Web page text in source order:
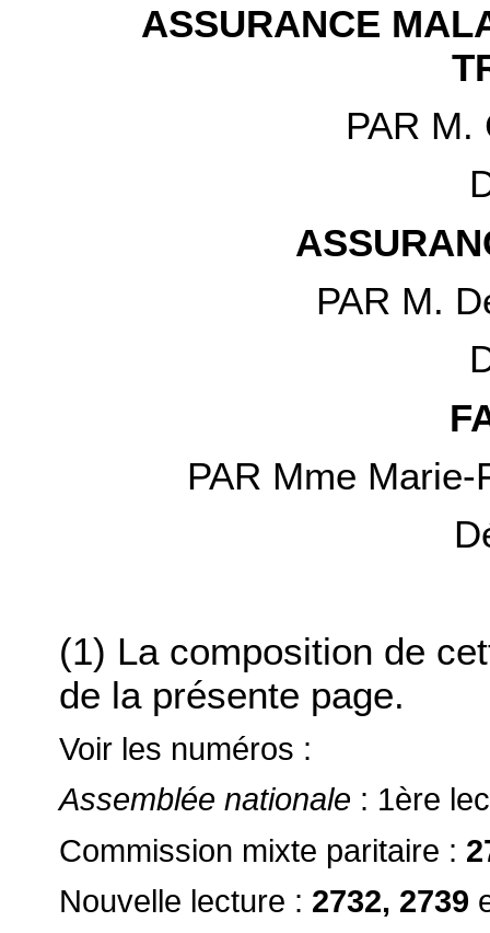
ASSURANCE
PAR M.
PAR M.
PAR Mme
(1) La composition de
de la présente page.
Voir les numéros :
Assemblée nationale : 1ère
Commission mixte paritaire :
Nouvelle lecture : 2732, 2739